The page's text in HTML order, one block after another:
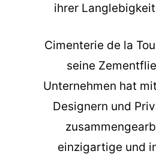
ihrer
Cimenterie de la
seine
Unternehmen hat
Designern und
einzigartige und